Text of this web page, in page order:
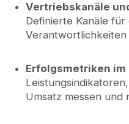
Vertriebskanäle
Definierte Kanäle
Verantwortlichkeiten
Erfolgsmetriken im
Umsatz messen und